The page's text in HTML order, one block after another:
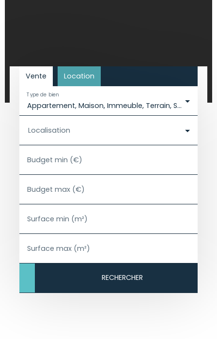
Vente Location
Appartement, Maison, Immeuble, Terrain, Stationnement, Local commercial, Immobilier Pro
Type de bien
Localisation
Budget min (€)
Budget max (€)
Surface min (m²)
Surface max (m²)
RECHERCHER